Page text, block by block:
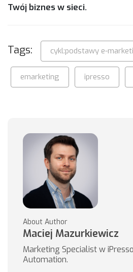
Twój biznes w sieci.
Tags: cykl:podstawy e-
emarketing ipresso
About Author
Maciej Mazurkiewicz
Marketing Specialist w
Automation.